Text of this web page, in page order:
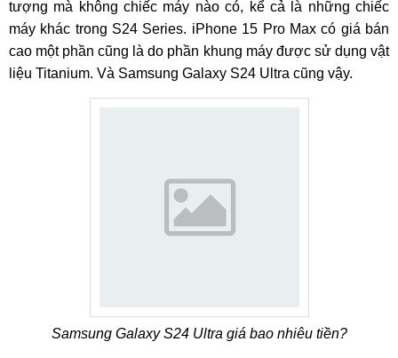
tượng mà không chiếc máy nào có, kể cả là những chiếc
máy khác trong S24 Series. iPhone 15 Pro Max có giá bán
cao một phần cũng là do phần khung máy được sử dụng vật
liệu Titanium. Và Samsung Galaxy S24 Ultra cũng vậy.
Samsung Galaxy S24 Ultra giá bao nhiêu tiền?